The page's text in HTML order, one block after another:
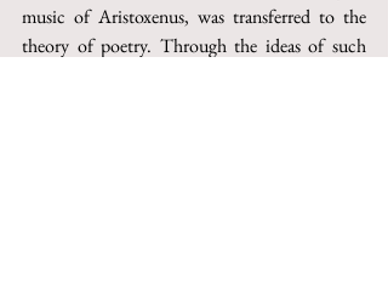
music of Aristoxenus, was transferred to the
theory of poetry. Through the ideas of such